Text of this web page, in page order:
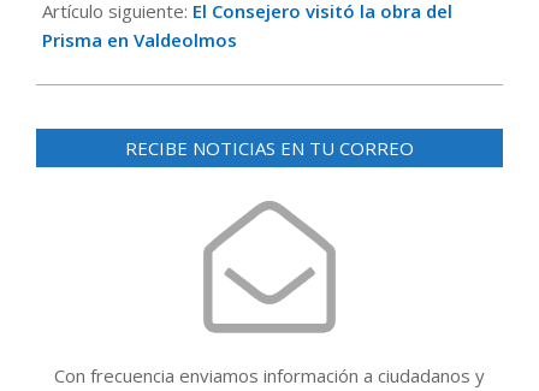
Artículo siguiente: El Consejero visitó la obra del
Prisma en Valdeolmos
RECIBE NOTICIAS EN TU CORREO
Con frecuencia enviamos información a ciudadanos y